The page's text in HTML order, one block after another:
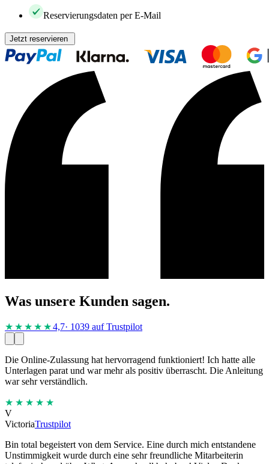
Reservierungsdaten per E-Mail
Jetzt reservieren
Was unsere Kunden sagen.
★★★★ ★4,7· 1039 auf Trustpilot
Die Online-Zulassung hat hervorragend funktioniert! Ich hatte alle
Unterlagen parat und war mehr als positiv überrascht. Die Anleitung
war sehr verständlich.
★★★★★
V
VictoriaTrustpilot
Bin total begeistert von dem Service. Eine durch mich entstandene
Unstimmigkeit wurde durch eine sehr freundliche Mitarbeiterin